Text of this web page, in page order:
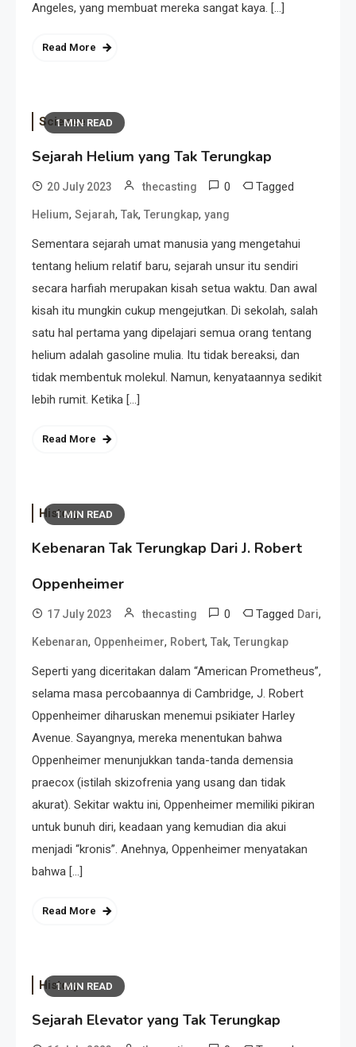
Angeles, yang membuat mereka sangat kaya. […]
Read More
1 MIN READ
Science
Sejarah Helium yang Tak Terungkap
20 July 2023 thecasting 0 Tagged
Helium, Sejarah, Tak, Terungkap, yang
Sementara sejarah umat manusia yang mengetahui
tentang helium relatif baru, sejarah unsur itu sendiri
secara harfiah merupakan kisah setua waktu. Dan awal
kisah itu mungkin cukup mengejutkan. Di sekolah, salah
satu hal pertama yang dipelajari semua orang tentang
helium adalah gasoline mulia. Itu tidak bereaksi, dan
tidak membentuk molekul. Namun, kenyataannya sedikit
lebih rumit. Ketika […]
Read More
1 MIN READ
History
Kebenaran Tak Terungkap Dari J. Robert
Oppenheimer
17 July 2023 thecasting 0 Tagged Dari,
Kebenaran, Oppenheimer, Robert, Tak, Terungkap
Seperti yang diceritakan dalam “American Prometheus”,
selama masa percobaannya di Cambridge, J. Robert
Oppenheimer diharuskan menemui psikiater Harley
Avenue. Sayangnya, mereka menentukan bahwa
Oppenheimer menunjukkan tanda-tanda demensia
praecox (istilah skizofrenia yang usang dan tidak
akurat). Sekitar waktu ini, Oppenheimer memiliki pikiran
untuk bunuh diri, keadaan yang kemudian dia akui
menjadi “kronis”. Anehnya, Oppenheimer menyatakan
bahwa […]
Read More
1 MIN READ
History
Sejarah Elevator yang Tak Terungkap